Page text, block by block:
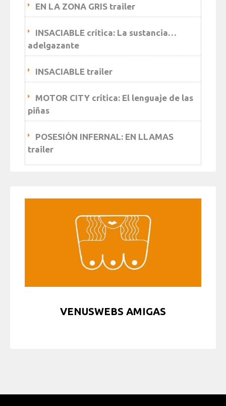
EN LA ZONA GRIS trailer
INSACIABLE crítica: La sustancia…
adelgazante
INSACIABLE trailer
MOTOR CITY crítica: El lenguaje de las
piñas
POSESIÓN INFERNAL: EN LLAMAS
trailer
VENUSWEBS AMIGAS